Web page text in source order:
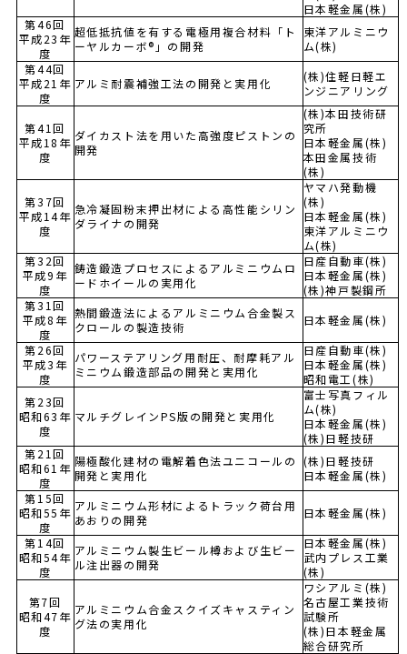
日本軽金属(株)
第46回
平成23年
度
超低抵抗値を有する電極用複合材料「ト
ーヤルカーボ®」の開発
東洋アルミニウ
ム(株)
第44回
平成21年
度
アルミ耐震補強工法の開発と実用化
(株)住軽日軽エ
ンジニアリング
第41回
平成18年
度
ダイカスト法を用いた高強度ピストンの
開発
(株)本田技術研
究所
日本軽金属(株)
本田金属技術
(株)
第37回
平成14年
度
急冷凝固粉末押出材による高性能シリン
ダライナの開発
ヤマハ発動機
(株)
日本軽金属(株)
東洋アルミニウ
ム(株)
第32回
平成9年
度
鋳造鍛造プロセスによるアルミニウムロ
ードホイールの実用化
日産自動車(株)
日本軽金属(株)
(株)神戸製鋼所
第31回
平成8年
度
熱間鍛造法によるアルミニウム合金製ス
クロールの製造技術
日本軽金属(株)
第26回
平成3年
度
パワーステアリング用耐圧、耐摩耗アル
ミニウム鍛造部品の開発と実用化
日産自動車(株)
日本軽金属(株)
昭和電工(株)
第23回
昭和63年
度
マルチグレインPS版の開発と実用化
富士写真フィル
ム(株)
日本軽金属(株)
(株)日軽技研
第21回
昭和61年
度
陽極酸化建材の電解着色法ユニコールの
開発と実用化
(株)日軽技研
日本軽金属(株)
第15回
昭和55年
度
アルミニウム形材によるトラック荷台用
あおりの開発
日本軽金属(株)
第14回
昭和54年
度
アルミニウム製生ビール樽および生ビー
ル注出器の開発
日本軽金属(株)
武内プレス工業
(株)
第7回
昭和47年
度
アルミニウム合金スクイズキャスティン
グ法の実用化
ワシアルミ(株)
名古屋工業技術
試験所
(株)日本軽金属
総合研究所